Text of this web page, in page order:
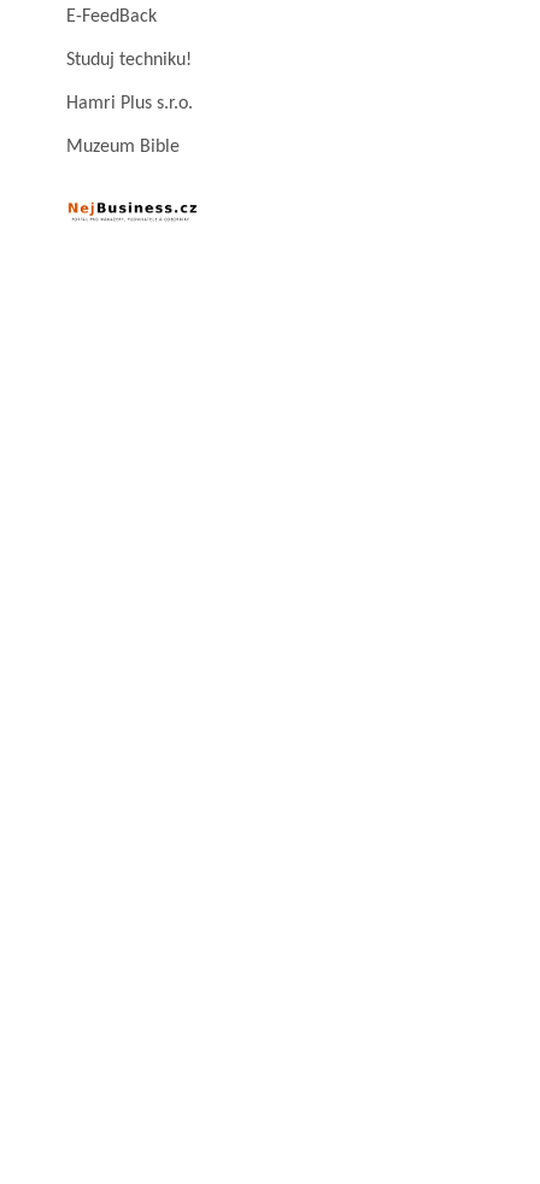
E-FeedBack
Studuj techniku!
Hamri Plus s.r.o.
Muzeum Bible